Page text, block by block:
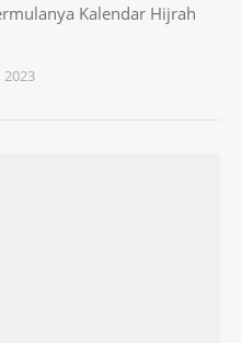
Kalendar Hijrah
2023